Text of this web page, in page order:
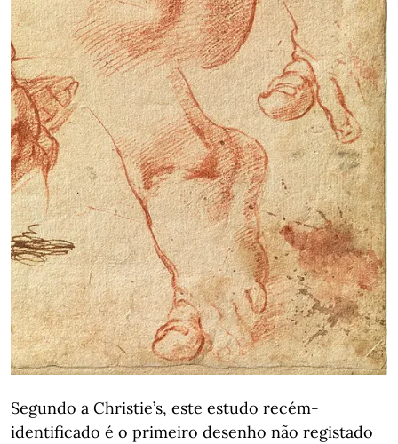
Segundo a Christie’s, este estudo recém-
identificado é o primeiro desenho não registado